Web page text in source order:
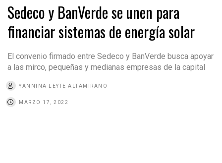
Sedeco y BanVerde se unen para
financiar sistemas de energía solar
El convenio firmado entre Sedeco y BanVerde busca apoyar
a las mirco, pequeñas y medianas empresas de la capital
YANNINA LEYTE ALTAMIRANO
MARZO 17, 2022